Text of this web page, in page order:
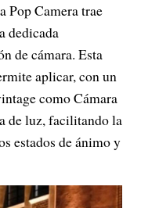
Pop Camera trae
dedicada
de cámara. Esta
aplicar, con un
como Cámara
de luz, facilitando la
estados de ánimo y